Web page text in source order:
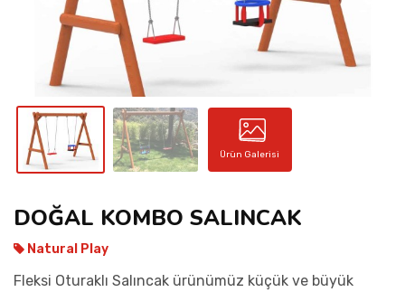
Ürün Galerisi
DOĞAL KOMBO SALINCAK
Natural Play
Fleksi Oturaklı Salıncak ürünümüz küçük ve büyük